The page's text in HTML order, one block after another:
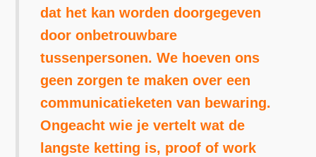
dat het kan worden doorgegeven
door onbetrouwbare
tussenpersonen. We hoeven ons
geen zorgen te maken over een
communicatieketen van bewaring.
Ongeacht wie je vertelt wat de
langste ketting is, proof of work